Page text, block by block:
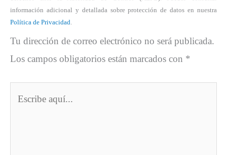
información adicional y detallada sobre protección de datos en nuestra
Política de Privacidad.
Tu dirección de correo electrónico no será publicada.
Los campos obligatorios están marcados con *